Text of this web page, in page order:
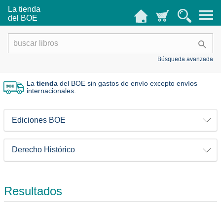
La tienda
del BOE
Búsqueda avanzada
Latienda del BOE sin gastos de envío excepto envíos
internacionales.
Ediciones BOE
Derecho Histórico
Resultados